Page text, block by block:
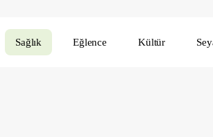
Sağlık Eğlence Kültür